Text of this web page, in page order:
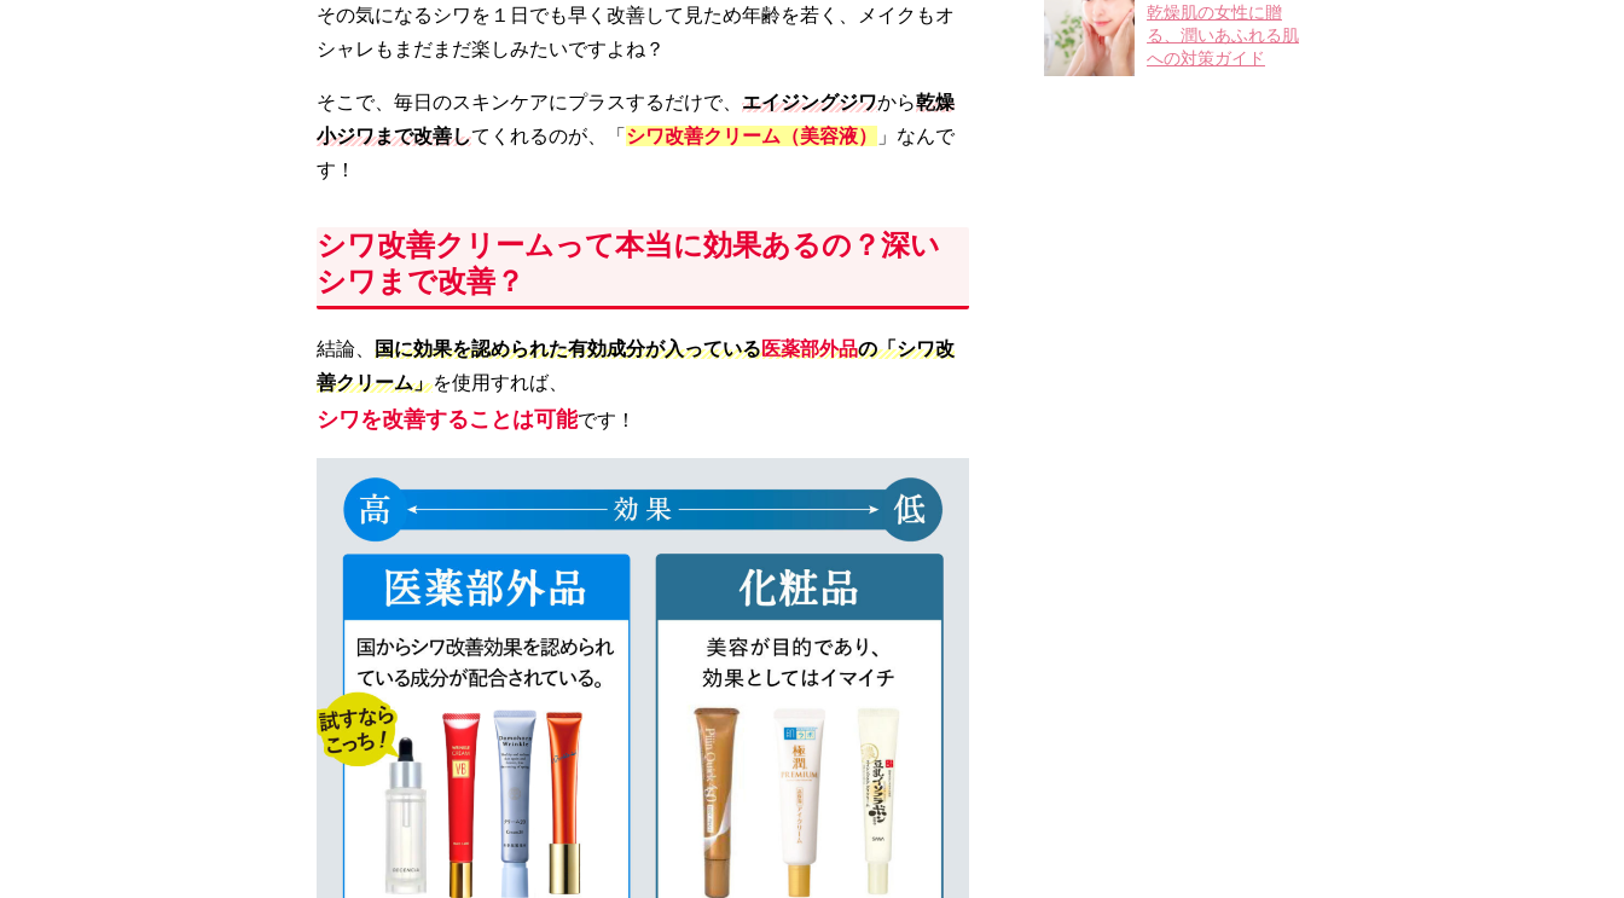
その気になるシワを１日でも早く改善して見ため年齢を若く、メイクもオ
シャレもまだまだ楽しみたいですよね？
そこで、毎日のスキンケアにプラスするだけで、 エイジングジワから乾燥
小ジワまで改善してくれるのが、「 シワ改善クリーム（美容液）
」なんで
す！
シワ改善クリームって本当に効果あるの？深い
シワまで改善？
結論、 国に効果を認められた有効成分が入っている医薬部外品の「シワ改
善クリーム」を使用すれば、
シワを改善することは可能です！
乾燥肌の女性に贈
る、潤いあふれる肌
への対策ガイド